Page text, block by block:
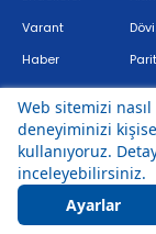
Varant
Haber
Bir